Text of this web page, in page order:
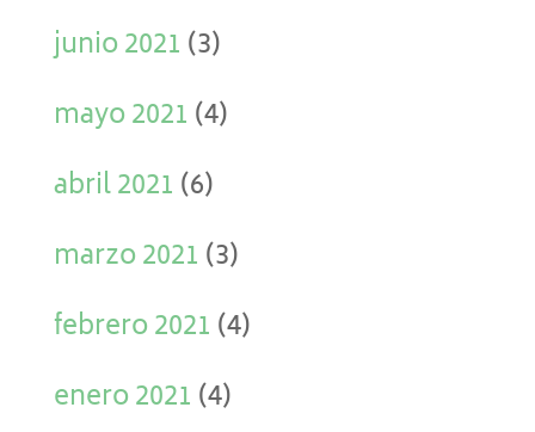
junio 2021 (3)
mayo 2021 (4)
abril 2021 (6)
marzo 2021 (3)
febrero 2021 (4)
enero 2021 (4)